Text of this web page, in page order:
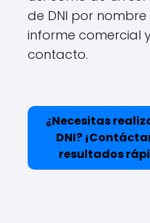
de DNI por
informe comercial
contacto.
¿Necesitas
DNI?
resultados